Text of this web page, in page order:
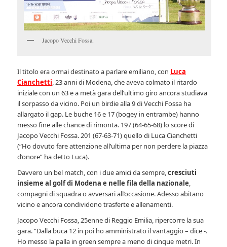
Jacopo Vecchi Fossa.
Il titolo era ormai destinato a parlare emiliano, con Luca
Cianchetti, 23 anni di Modena, che aveva colmato il ritardo
iniziale con un 63 e a metà gara dell’ultimo giro ancora studiava
il sorpasso da vicino. Poi un birdie alla 9 di Vecchi Fossa ha
allargato il gap. Le buche 16 e 17 (bogey in entrambe) hanno
messo fine alle chance di rimonta. 197 (64-65-68) lo score di
Jacopo Vecchi Fossa. 201 (67-63-71) quello di Luca Cianchetti
(“Ho dovuto fare attenzione all’ultima per non perdere la piazza
d’onore” ha detto Luca).
Davvero un bel match, con i due amici da sempre,cresciuti
insieme al golf di Modena e nelle fila della nazionale,
compagni di squadra o avversari all’occasione. Adesso abitano
vicino e ancora condividono trasferte e allenamenti.
Jacopo Vecchi Fossa, 25enne di Reggio Emilia, ripercorre la sua
gara. “Dalla buca 12 in poi ho amministrato il vantaggio – dice -.
Ho messo la palla in green sempre a meno di cinque metri. In